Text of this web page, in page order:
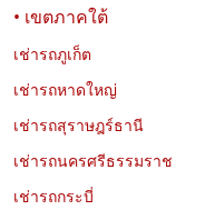
• เขตภาคใต้
เช่ารถภูเก็ต
เช่ารถหาดใหญ่
เช่ารถสุราษฎร์ธานี
เช่ารถนครศรีธรรมราช
เช่ารถกระบี่